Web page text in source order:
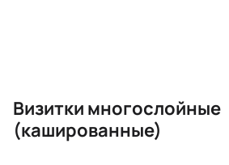
Визитки многослойные
(кашированные)